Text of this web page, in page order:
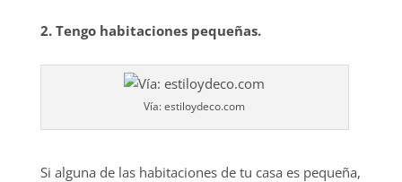
2. Tengo habitaciones pequeñas.
Vía: estiloydeco.com
Si alguna de las habitaciones de tu casa es pequeña,